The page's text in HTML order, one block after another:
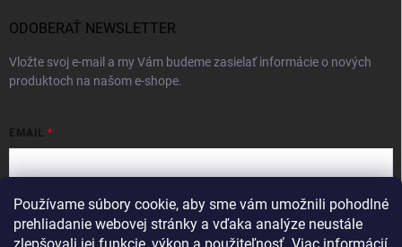
Používame súbory cookie, aby sme vám umožnili pohodlné
prehliadanie webovej stránky a vďaka analýze neustále
ODOBERAŤ NEWSLETTER
Vložte svoj e-mail a my Vám budeme zasielať informácie o nových
produktoch na našom e-shope.
EMAIL
Vložením e-mailu súhlasíte spodmienkami ochrany osobných údajov